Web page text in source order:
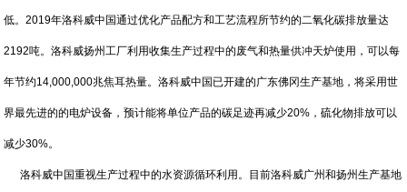
低。2019年洛科威中国通过优化产品配方和工艺流程所节约的二氧化碳排放量达
2192吨。洛科威扬州工厂利用收集生产过程中的废气和热量供冲天炉使用，可以每
年节约14,000,000兆焦耳热量。洛科威中国已开建的广东佛冈生产基地，将采用世
界最先进的的电炉设备，预计能将单位产品的碳足迹再减少20%，硫化物排放可以
减少30%。
洛科威中国重视生产过程中的水资源循环利用。目前洛科威广州和扬州生产基地